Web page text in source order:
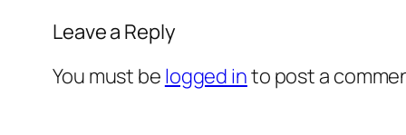
Leave a Reply
You must be logged into post a